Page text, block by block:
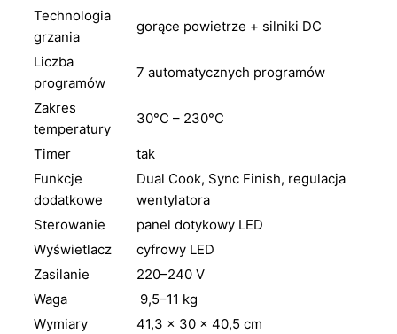
Technologia
grzania
gorące powietrze + silniki DC
Liczba
programów
7 automatycznych programów
Zakres
temperatury
30°C – 230°C
Timer
tak
Funkcje
dodatkowe
Dual Cook, Sync Finish, regulacja
wentylatora
Sterowanie
panel dotykowy LED
Wyświetlacz
cyfrowy LED
Zasilanie
220–240 V
Waga
9,5–11 kg
Wymiary
41,3 × 30 × 40,5 cm